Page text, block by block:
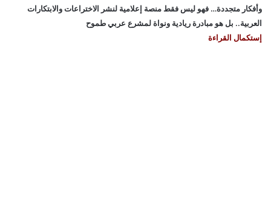
وأفكار متجددة… فهو ليس فقط منصة إعلامية لنشر الاختراعات والابتكارات
العربية.. بل هو مبادرة ريادية ونواة لمشرع عربي طموح
إستكمال القراءة